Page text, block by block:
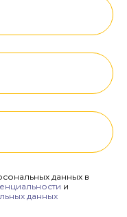
данных в
и
данных